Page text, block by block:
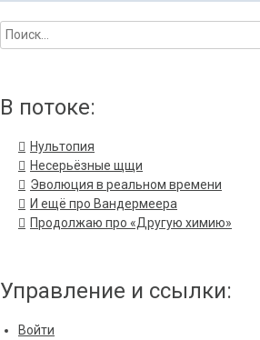
В потоке:
Нультопия
Несерьёзные щщи
Эволюция в реальном времени
И ещё про Вандермеера
Продолжаю про «Другую химию»
Управление и ссылки:
Войти